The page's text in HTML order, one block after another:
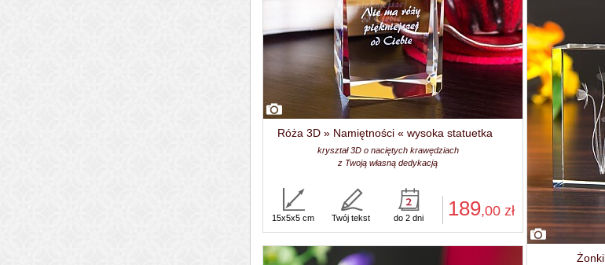
Róża 3D » Namiętności « wysoka statuetka
kryształ 3D o naciętych krawędziach
z Twoją własną dedykacją
189,00zł
15x5x5 cm Twój tekst do 2 dni